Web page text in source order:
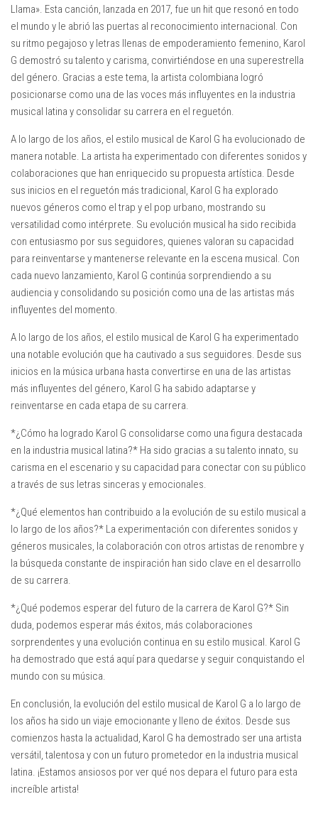
Llama». Esta canción, lanzada en 2017, fue un hit que resonó en todo
el mundo y le abrió las puertas al reconocimiento internacional. Con
su ritmo pegajoso y letras llenas de empoderamiento femenino, Karol
G demostró su talento y carisma, convirtiéndose en una superestrella
del género. Gracias a este tema, la artista colombiana logró
posicionarse como una de las voces más influyentes en la industria
musical latina y consolidar su carrera en el reguetón.
A lo largo de los años, el estilo musical de Karol G ha evolucionado de
manera notable. La artista ha experimentado con diferentes sonidos y
colaboraciones que han enriquecido su propuesta artística. Desde
sus inicios en el reguetón más tradicional, Karol G ha explorado
nuevos géneros como el trap y el pop urbano, mostrando su
versatilidad como intérprete. Su evolución musical ha sido recibida
con entusiasmo por sus seguidores, quienes valoran su capacidad
para reinventarse y mantenerse relevante en la escena musical. Con
cada nuevo lanzamiento, Karol G continúa sorprendiendo a su
audiencia y consolidando su posición como una de las artistas más
influyentes del momento.
A lo largo de los años, el estilo musical de Karol G ha experimentado
una notable evolución que ha cautivado a sus seguidores. Desde sus
inicios en la música urbana hasta convertirse en una de las artistas
más influyentes del género, Karol G ha sabido adaptarse y
reinventarse en cada etapa de su carrera.
*¿Cómo ha logrado Karol G consolidarse como una figura destacada
en la industria musical latina?* Ha sido gracias a su talento innato, su
carisma en el escenario y su capacidad para conectar con su público
a través de sus letras sinceras y emocionales.
*¿Qué elementos han contribuido a la evolución de su estilo musical a
lo largo de los años?* La experimentación con diferentes sonidos y
géneros musicales, la colaboración con otros artistas de renombre y
la búsqueda constante de inspiración han sido clave en el desarrollo
de su carrera.
*¿Qué podemos esperar del futuro de la carrera de Karol G?* Sin
duda, podemos esperar más éxitos, más colaboraciones
sorprendentes y una evolución continua en su estilo musical. Karol G
ha demostrado que está aquí para quedarse y seguir conquistando el
mundo con su música.
En conclusión, la evolución del estilo musical de Karol G a lo largo de
los años ha sido un viaje emocionante y lleno de éxitos. Desde sus
comienzos hasta la actualidad, Karol G ha demostrado ser una artista
versátil, talentosa y con un futuro prometedor en la industria musical
latina. ¡Estamos ansiosos por ver qué nos depara el futuro para esta
increíble artista!